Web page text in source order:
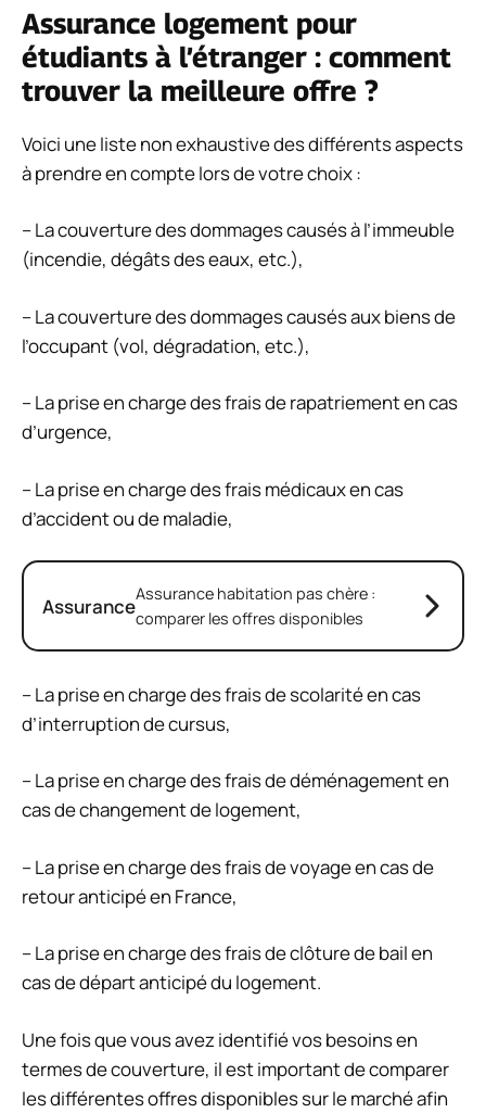
Assurance logement pour
étudiants à l’étranger : comment
trouver la meilleure offre ?
Voici une liste non exhaustive des différents aspects
à prendre en compte lors de votre choix :
– La couverture des dommages causés à l’immeuble
(incendie, dégâts des eaux, etc.),
– La couverture des dommages causés aux biens de
l’occupant (vol, dégradation, etc.),
– La prise en charge des frais de rapatriement en cas
d’urgence,
– La prise en charge des frais médicaux en cas
d’accident ou de maladie,
AssuranceAssurance habitation pas chère :
comparer les offres disponibles
– La prise en charge des frais de scolarité en cas
d’interruption de cursus,
– La prise en charge des frais de déménagement en
cas de changement de logement,
– La prise en charge des frais de voyage en cas de
retour anticipé en France,
– La prise en charge des frais de clôture de bail en
cas de départ anticipé du logement.
Une fois que vous avez identifié vos besoins en
termes de couverture, il est important de comparer
les différentes offres disponibles sur le marché afin